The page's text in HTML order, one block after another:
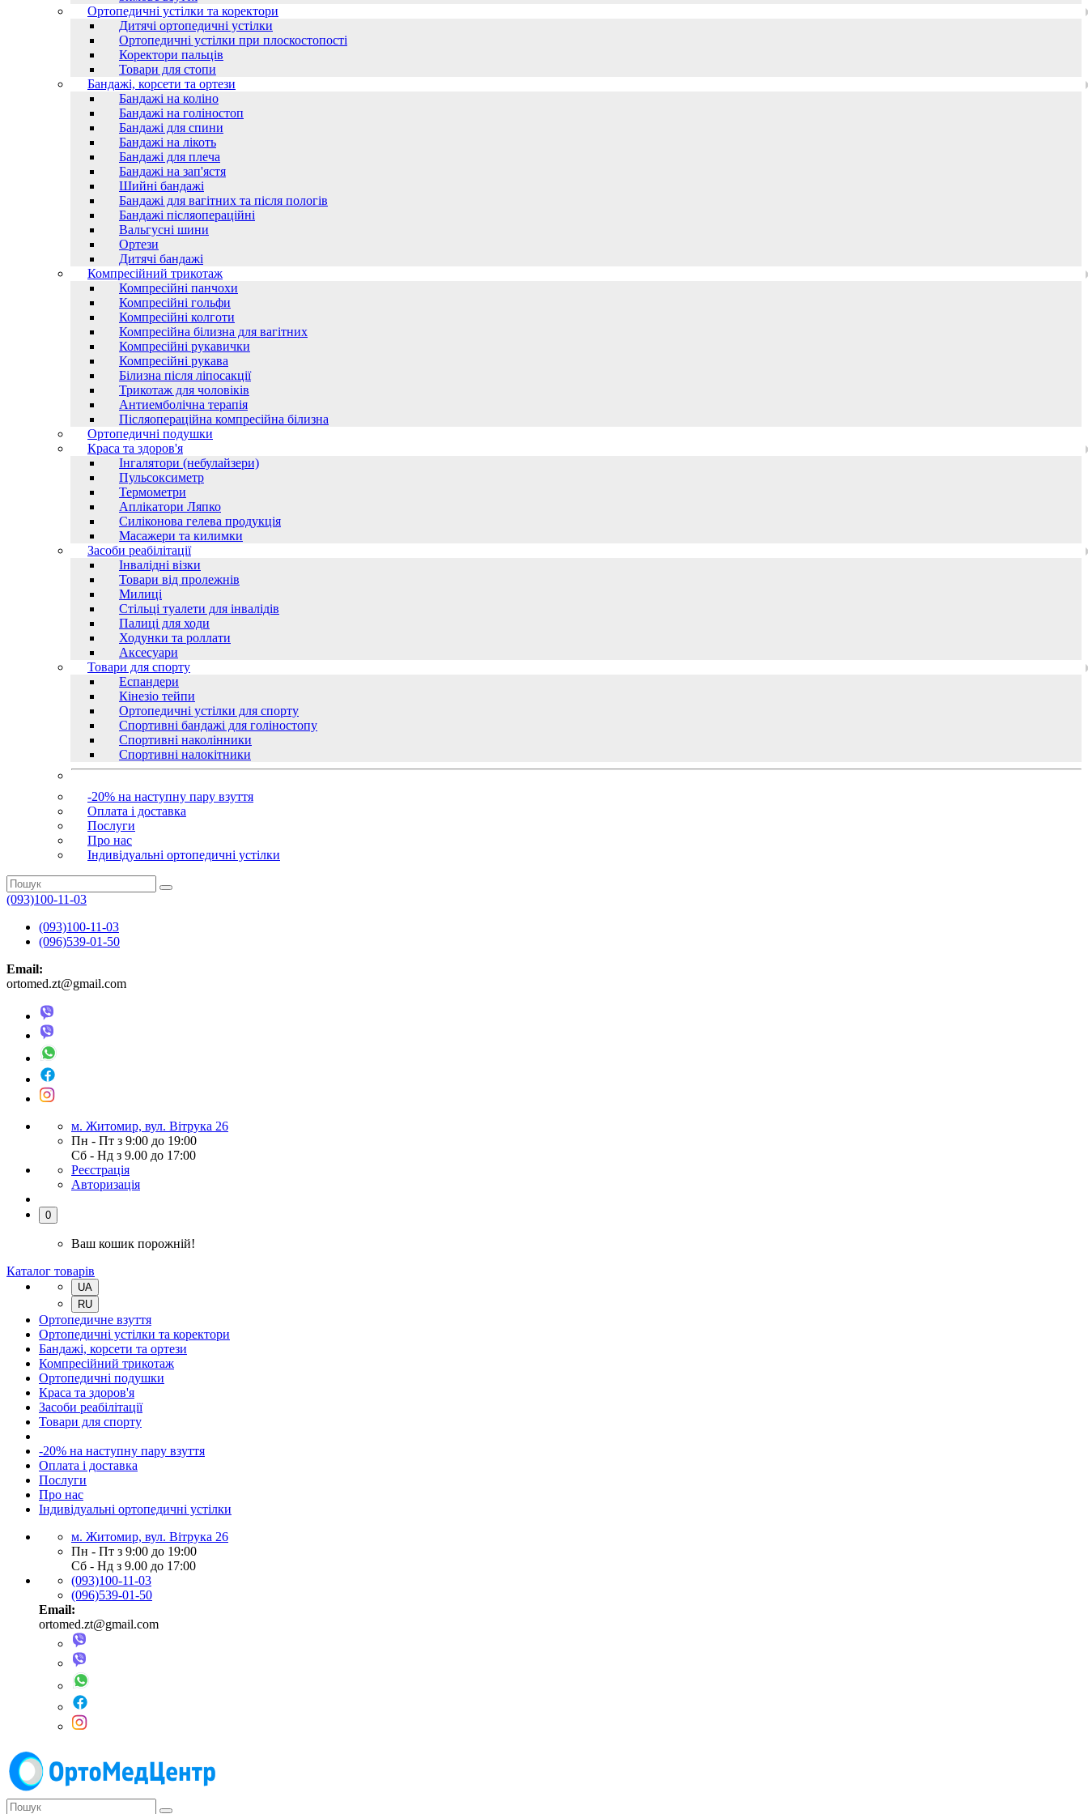
Ортопедичні устілки та коректори
Дитячі ортопедичні устілки
Ортопедичні устілки при плоскостопості
Коректори пальців
Товари для стопи
Бандажі, корсети та ортези
Бандажі на коліно
Бандажі на голіностоп
Бандажі для спини
Бандажі на лікоть
Бандажі для плеча
Бандажі на зап'ястя
Шийні бандажі
Бандажі для вагітних та після пологів
Бандажі післяопераційні
Вальгусні шини
Ортези
Дитячі бандажі
Компресійний трикотаж
Компресійні панчохи
Компресійні гольфи
Компресійні колготи
Компресійна білизна для вагітних
Компресійні рукавички
Компресійні рукава
Білизна після ліпосакції
Трикотаж для чоловіків
Антиемболічна терапія
Післяопераційна компресійна білизна
Ортопедичні подушки
Краса та здоров'я
Інгалятори (небулайзери)
Пульсоксиметр
Термометри
Аплікатори Ляпко
Силіконова гелева продукція
Масажери та килимки
Засоби реабілітації
Інвалідні візки
Товари від пролежнів
Милиці
Стільці туалети для інвалідів
Палиці для ходи
Ходунки та роллати
Аксесуари
Товари для спорту
Еспандери
Кінезіо тейпи
Ортопедичні устілки для спорту
Спортивні бандажі для голіностопу
Спортивні наколінники
Спортивні налокітники
-20% на наступну пару взуття
Оплата і доставка
Послуги
Про нас
Індивідуальні ортопедичні устілки
(093)100-11-03
(093)100-11-03
(096)539-01-50
Email:
ortomed.zt@gmail.com
м. Житомир, вул. Вітрука 26
Пн - Пт з 9:00 до 19:00
Сб - Нд з 9.00 до 17:00
Реєстрація
Авторизація
0
Ваш кошик порожній!
Каталог товарів
UA
RU
Ортопедичне взуття
Ортопедичні устілки та коректори
Бандажі, корсети та ортези
Компресійний трикотаж
Ортопедичні подушки
Краса та здоров'я
Засоби реабілітації
Товари для спорту
-20% на наступну пару взуття
Оплата і доставка
Послуги
Про нас
Індивідуальні ортопедичні устілки
м. Житомир, вул. Вітрука 26
Пн - Пт з 9:00 до 19:00
Сб - Нд з 9.00 до 17:00
(093)100-11-03
(096)539-01-50
Email:
ortomed.zt@gmail.com